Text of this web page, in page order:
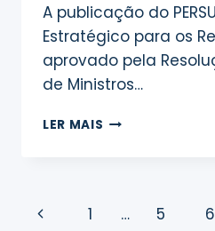
A publicação do
Estratégico para os
aprovado pela
de Ministros…
LER MAIS PARTICIPAÇÃO
Page
Previous1 … 5 6